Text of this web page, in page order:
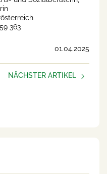
363
01.04.2025
NÄCHSTER ARTIKEL